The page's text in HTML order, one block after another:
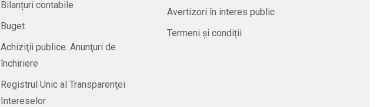
Bilanțuri contabile
Buget
Achiziţii publice. Anunţuri de
închiriere
Registrul Unic al Transparenţei
Intereselor
Avertizori în interes public
Termeni și condiții